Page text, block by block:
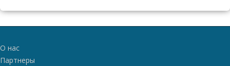
О нас
Партнеры